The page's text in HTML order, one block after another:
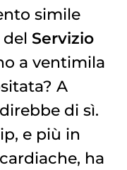
simile
del Servizio
a ventimila
A
di sì.
e più in
ha